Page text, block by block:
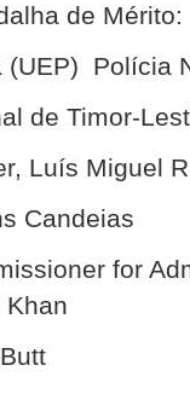
de Mérito:
 Polícia
de Timor-
Luís Miguel
Candeias
for
Khan